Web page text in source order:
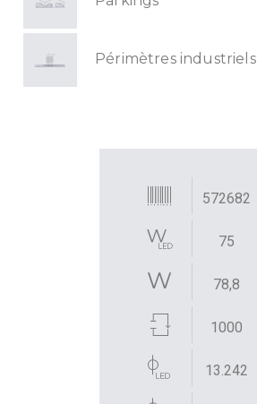
Périmètres industriels
572682
75
78,8
1000
13.242